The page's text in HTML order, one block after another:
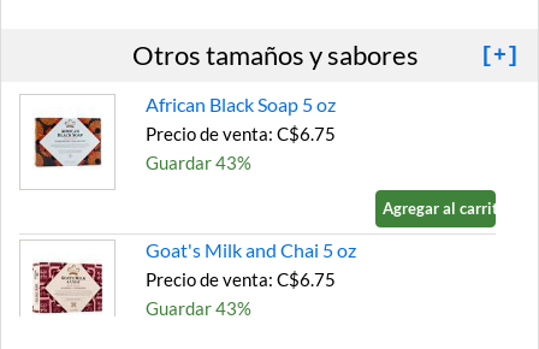
Otros tamaños y sabores [+]
African Black Soap 5 oz
Precio de venta: C$6.75
Guardar 43%
Agregar al carrito »
Goat's Milk and Chai 5 oz
Precio de venta: C$6.75
Guardar 43%